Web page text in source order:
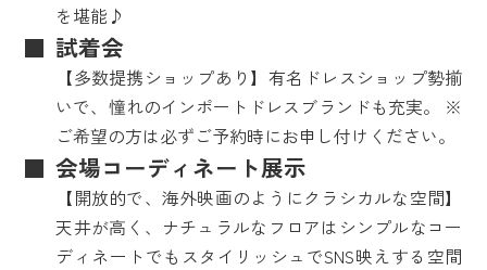
を堪能♪
試着会
【多数提携ショップあり】有名ドレスショップ勢揃
いで、憧れのインポートドレスブランドも充実。 ※
ご希望の方は必ずご予約時にお申し付けください。
会場コーディネート展示
【開放的で、海外映画のようにクラシカルな空間】
天井が高く、ナチュラルなフロアはシンプルなコー
ディネートでもスタイリッシュでSNS映えする空間